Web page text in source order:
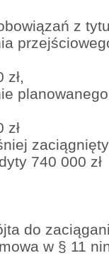
z
zł,
zł
740 000 zł
do
w § 11